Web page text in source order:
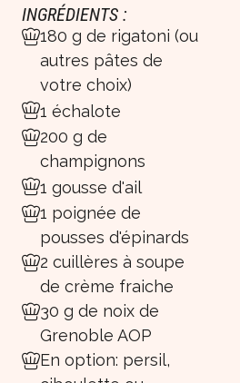
INGRÉDIENTS :
180 g de rigatoni (ou
autres pâtes de
votre choix)
1 échalote
200 g de
champignons
1 gousse d'ail
1 poignée de
pousses d'épinards
2 cuillères à soupe
de crème fraiche
30 g de noix de
Grenoble AOP
En option: persil,